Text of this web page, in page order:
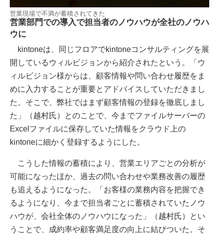
営業現場で不満が蓄積されてきた
営業部門での導入で担当者のノウハウが全社のノウハ
ウに
kintoneは、同じフロアでkintoneコンサルティングを展
開しているウィルビジョンから紹介されたという。「ウ
ィルビジョン様からは、顧客情報や問い合わせ履歴をま
めに入力することが重要とアドバイスしていただきまし
た。そこで、弊社ではまず顧客情報の登録を徹底しまし
た」（越村氏）とのことで、今までファイルサーバーの
Excelファイルに保存していた情報をクラウド上の
kintoneに細かく登録するようにした。
こうした情報の蓄積により、営業エリアごとの分析が
可能になったほか、過去の問い合わせや業務改善の履歴
も追えるようになった。「お客様の業務内容を把握でき
るようになり、今まで担当者ごとに蓄積されていたノウ
ハウが、会社全体のノウハウになった」（越村氏）とい
うことで、成約率や顧客満足度の向上に結びついた。そ